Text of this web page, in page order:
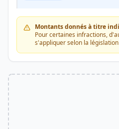
Montants donnés à titre
Pour certaines infractions,
s'appliquer selon la